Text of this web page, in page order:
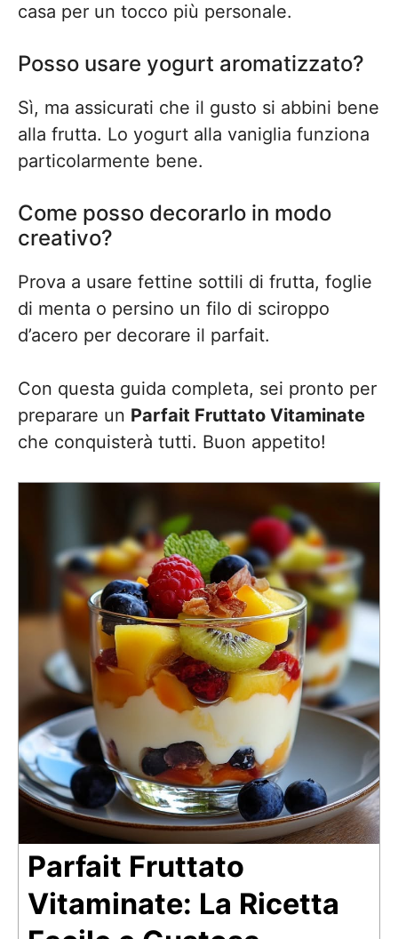
casa per un tocco più personale.
Posso usare yogurt aromatizzato?
Sì, ma assicurati che il gusto si abbini bene
alla frutta. Lo yogurt alla vaniglia funziona
particolarmente bene.
Come posso decorarlo in modo
creativo?
Prova a usare fettine sottili di frutta, foglie
di menta o persino un filo di sciroppo
d’acero per decorare il parfait.
Con questa guida completa, sei pronto per
preparare un Parfait Fruttato Vitaminate
che conquisterà tutti. Buon appetito!
Parfait Fruttato
Vitaminate: La Ricetta